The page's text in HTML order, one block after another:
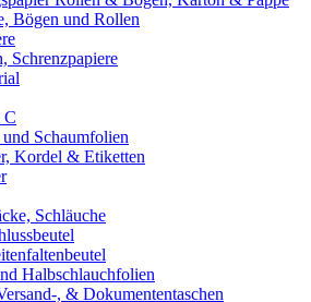
Bögen und Rollen
Schrenzpapiere
C
Schaumfolien
Kordel & Etiketten
Schläuche
Halbschlauchfolien
, & Dokumententaschen